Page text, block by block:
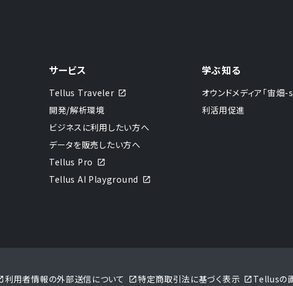
サービス
Tellus Traveler
開発/解析環境
ビジネスに利用したい方へ
データを販売したい方へ
Tellus Pro
Tellus AI Playground
学ぶ知る
オウンドメディア「宙
利活用促進
利用者情報の外部送信について 特定商取引法に基づく表示 Tellusの